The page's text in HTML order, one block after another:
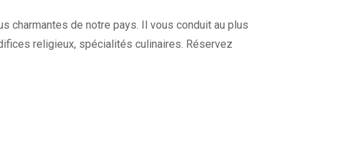
charmantes de notre pays. Il vous conduit au plus
religieux, spécialités culinaires. Réservez